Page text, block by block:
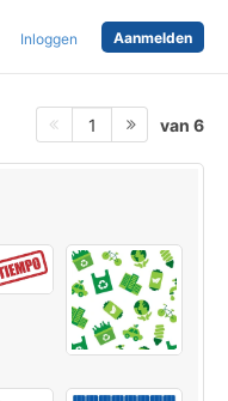
Inloggen Aanmelden
1 van 6